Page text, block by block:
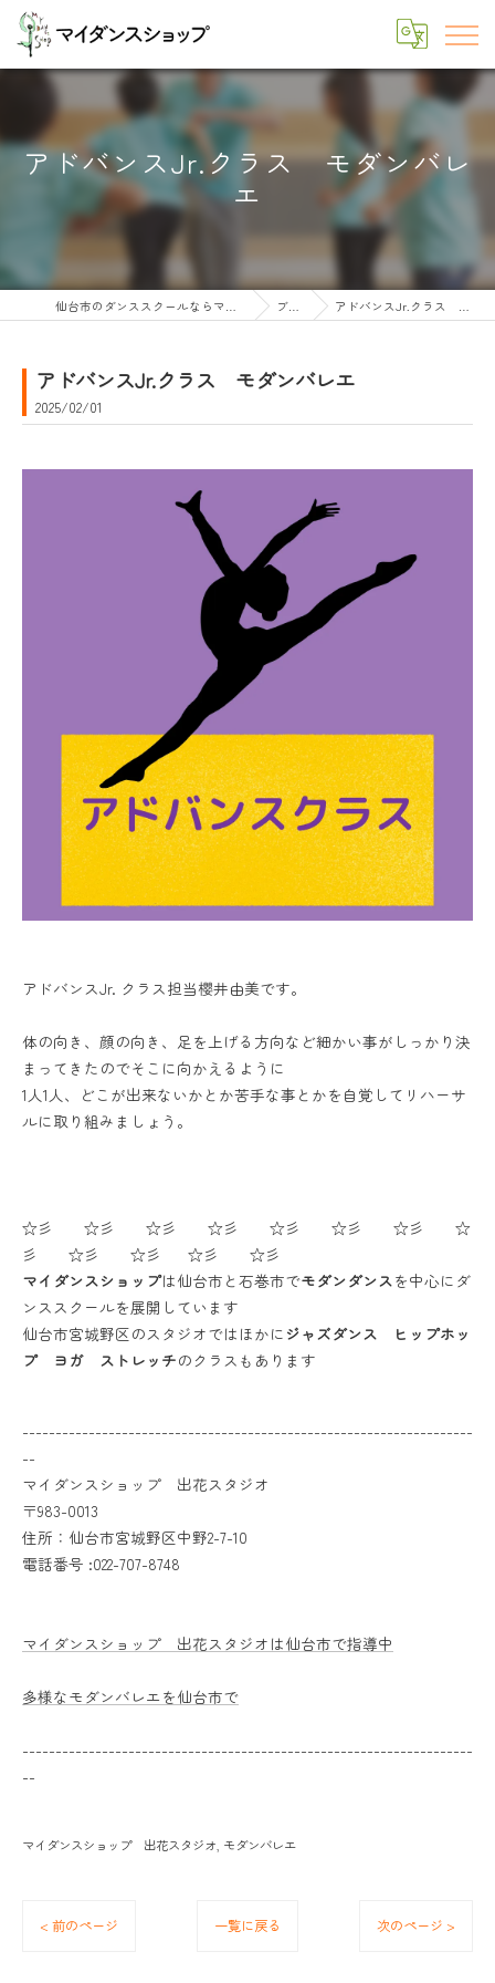
アドバンスJr.クラス モダンバレ
エ
仙台市のダンススクールならマイダンスショップ ブログ アドバンスJr.クラス モダンバレエ
アドバンスJr.クラス モダンバレエ
2025/02/01
アドバンスJr. クラス担当櫻井由美です。
体の向き、顔の向き、足を上げる方向など細かい事がしっかり決
まってきたのでそこに向かえるように
1人1人、どこが出来ないかとか苦手な事とかを自覚してリハーサ
ルに取り組みましょう。
☆彡 ☆彡 ☆彡 ☆彡 ☆彡 ☆彡 ☆彡 ☆
彡 ☆彡 ☆彡 ☆彡 ☆彡
マイダンスショップは仙台市と石巻市でモダンダンスを中心にダ
ンススクールを展開しています
仙台市宮城野区のスタジオではほかに ジャズダンス ヒップホッ
プ ヨガ ストレッチのクラスもあります
--------------------------------------------------------------------
--
マイダンスショップ 出花スタジオ
〒983-0013
住所：仙台市宮城野区中野2-7-10
電話番号 :022-707-8748
マイダンスショップ 出花スタジオは仙台市で指導中
多様なモダンバレエを仙台市で
--------------------------------------------------------------------
--
マイダンスショップ 出花スタジオ モダンバレエ
< 前のページ 一覧に戻る 次のページ >